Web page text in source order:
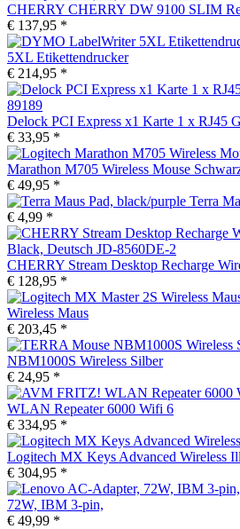
CHERRY CHERRY DW 9100 SLIM
€ 137,95 *
5XL Etikettendrucker
€ 214,95 *
Delock PCI Express x1 Karte 1 x RJ45
€ 33,95 *
Marathon M705 Wireless Mouse
€ 49,95 *
Terra
€ 4,99 *
CHERRY Stream Desktop Recharge
€ 128,95 *
Wireless Maus
€ 203,45 *
NBM1000S Wireless Silber
€ 24,95 *
WLAN Repeater 6000 Wifi 6
€ 334,95 *
Logitech MX Keys Advanced Wireless
€ 304,95 *
72W, IBM 3-pin,
€ 49,99 *